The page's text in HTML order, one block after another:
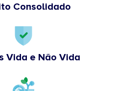
Consolidado
Vida e Não Vida